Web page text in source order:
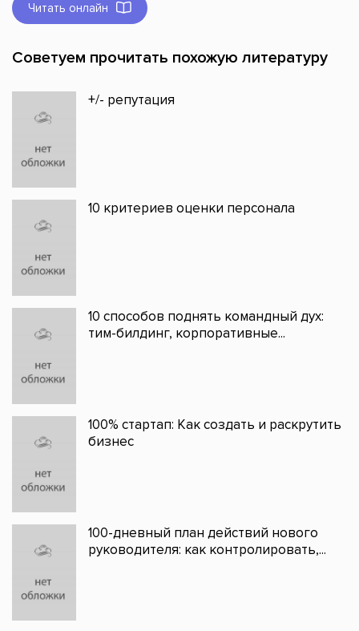
Читать онлайн
Советуем прочитать похожую литературу
+/- репутация
10 критериев оценки персонала
10 способов поднять командный дух:
тим-билдинг, корпоративные...
100% стартап: Как создать и раскрутить
бизнес
100-дневный план действий нового
руководителя: как контролировать,...